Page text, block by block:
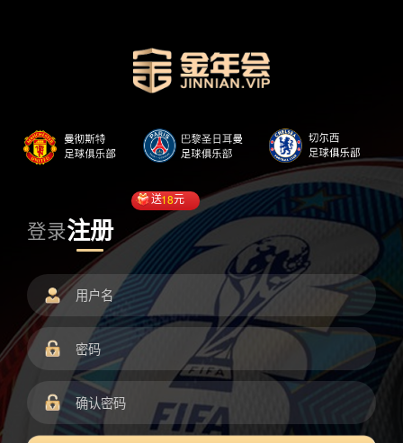
登录注册
送18元